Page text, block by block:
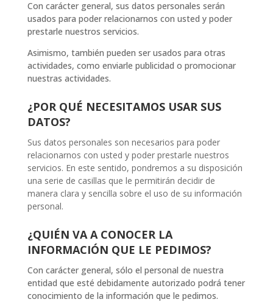
Con carácter general, sus datos personales serán
usados para poder relacionarnos con usted y poder
prestarle nuestros servicios.
Asimismo, también pueden ser usados para otras
actividades, como enviarle publicidad o promocionar
nuestras actividades.
¿POR QUÉ NECESITAMOS USAR SUS
DATOS?
Sus datos personales son necesarios para poder
relacionarnos con usted y poder prestarle nuestros
servicios. En este sentido, pondremos a su disposición
una serie de casillas que le permitirán decidir de
manera clara y sencilla sobre el uso de su información
personal.
¿QUIÉN VA A CONOCER LA
INFORMACIÓN QUE LE PEDIMOS?
Con carácter general, sólo el personal de nuestra
entidad que esté debidamente autorizado podrá tener
conocimiento de la información que le pedimos.